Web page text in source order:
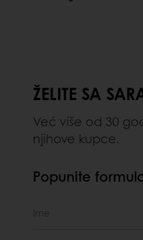
ŽELITE SA
Već više od 30
njihove kupce.
Popunite